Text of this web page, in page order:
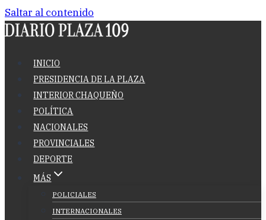
Saltar al contenido
INICIO
PRESIDENCIA DE LA PLAZA
INTERIOR CHAQUEÑO
POLÍTICA
NACIONALES
PROVINCIALES
DEPORTE
MÁS
POLICIALES
INTERNACIONALES